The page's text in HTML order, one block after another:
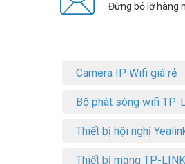
Đừng bỏ lỡ hàng
Camera IP Wifi giá rẻ
Bộ phát sóng wifi TP-
Thiết bị hội nghị
Thiết bị mạng TP-LINK